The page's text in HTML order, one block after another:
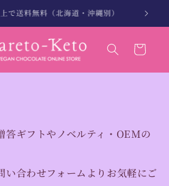
税込12,000円以上で送料無料
ー
答ギフトやノベルティ・OEMの
い合わせフォームよりお気軽にご